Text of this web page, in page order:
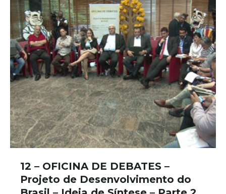
12 – OFICINA DE DEBATES –
Projeto de Desenvolvimento do